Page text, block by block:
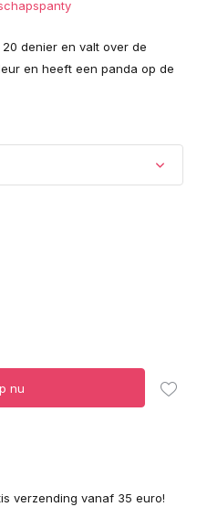
denier en valt over de
en heeft een panda op de
nu
verzending vanaf 35 euro!